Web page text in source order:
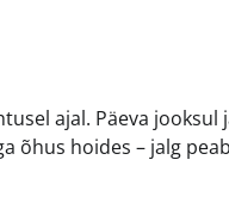
ajal. Päeva jooksul
õhus hoides – jalg